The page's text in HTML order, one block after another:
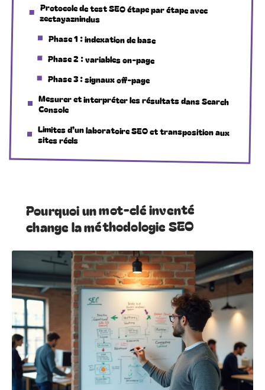
Protocole de test SEO étape par étape avec
zectayaznindus
Phase 1 : indexation de base
Phase 2 : variables on-page
Phase 3 : signaux off-page
Mesurer et interpréter les résultats dans Search
Console
Limites d’un laboratoire SEO et transposition aux
sites réels
Pourquoi un mot-clé inventé
change la méthodologie SEO